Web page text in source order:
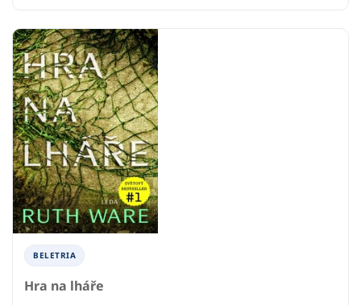
BELETRIA
Hra na lháře